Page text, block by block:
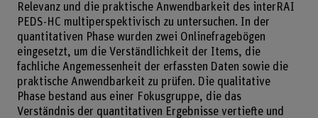
Relevanz und die praktische Anwendbarkeit des interRAI
PEDS-HC multiperspektivisch zu untersuchen. In der
quantitativen Phase wurden zwei Onlinefragebögen
eingesetzt, um die Verständlichkeit der Items, die
fachliche Angemessenheit der erfassten Daten sowie die
praktische Anwendbarkeit zu prüfen. Die qualitative
Phase bestand aus einer Fokusgruppe, die das
Verständnis der quantitativen Ergebnisse vertiefte und